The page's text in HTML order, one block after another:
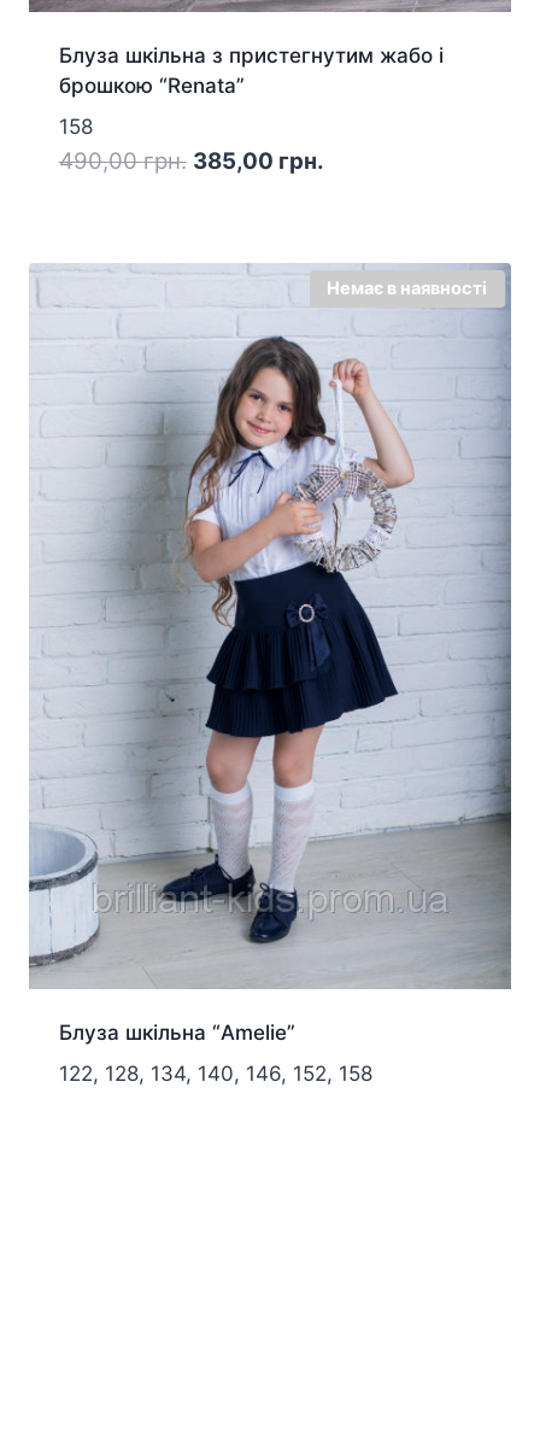
Блуза шкільна з пристегнутим жабо і
брошкою “Renata”
158
490,00грн. Оригінальна
385,00 грн.Поточна
Немає в наявності
Блуза шкільна “Amelie”
122, 128, 134, 140, 146, 152, 158